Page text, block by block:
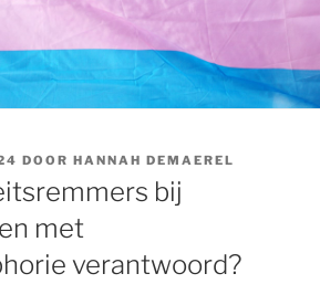
DOOR HANNAH DEMAEREL
bij
met
verantwoord?